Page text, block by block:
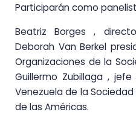
Participarán como
Beatriz Borges ,
Deborah Van Berkel
Organizaciones de la
Guillermo Zubillaga ,
Venezuela de la
de las Américas.